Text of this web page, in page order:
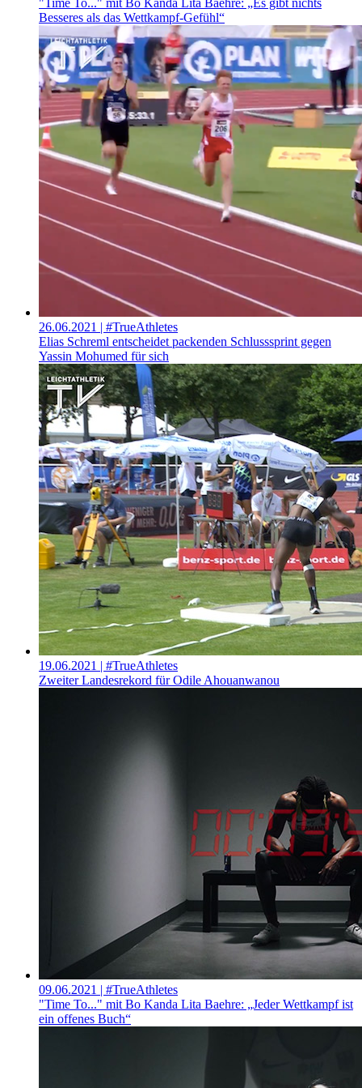
"Time To..." mit Bo Kanda Lita Baehre: „Es gibt nichts
Besseres als das Wettkampf-Gefühl“
26.06.2021 | #TrueAthletes
Elias Schreml entscheidet packenden Schlusssprint gegen
Yassin Mohumed für sich
19.06.2021 | #TrueAthletes
Zweiter Landesrekord für Odile Ahouanwanou
09.06.2021 | #TrueAthletes
"Time To..." mit Bo Kanda Lita Baehre: „Jeder Wettkampf ist
ein offenes Buch“